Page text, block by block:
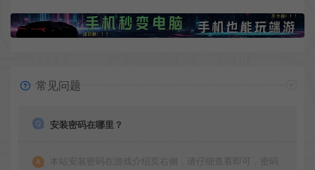
常见问题
安装密码在哪里？
本站安装密码在游戏介绍页右侧，请仔细查看即可，密码